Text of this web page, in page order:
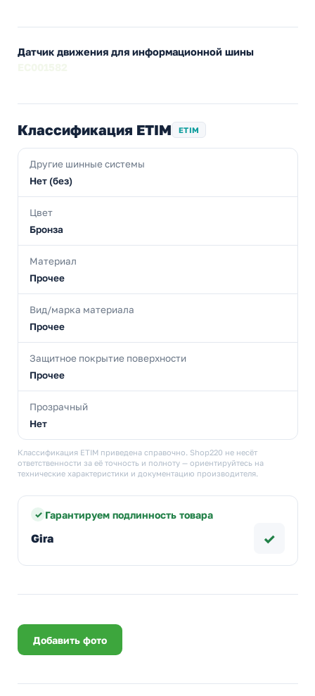
Датчик движения для информационной шины
Классификация ETIM ETIM
Другие шинные системы
Нет (без)
Цвет
Бронза
Материал
Прочее
Вид/марка материала
Прочее
Защитное покрытие поверхности
Прочее
Прозрачный
Нет
Классификация ETIM приведена справочно. Shop220 не несёт
ответственности за её точность и полноту — ориентируйтесь на
технические характеристики и документацию производителя.
Гарантируем подлинность товара
Gira ✓
Добавить фото